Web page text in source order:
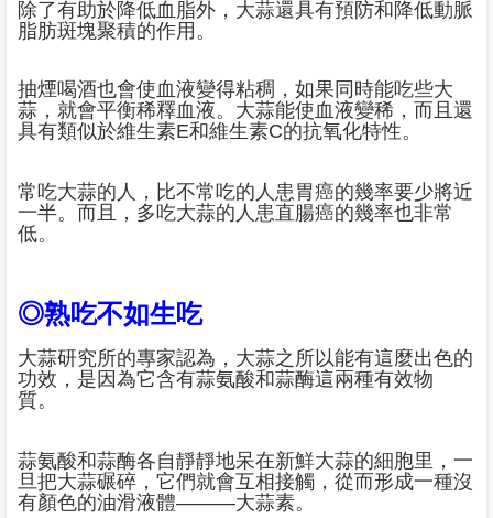
除了有助於降低血脂外，大蒜還具有預防和降低動脈
脂肪斑塊聚積的作用。
抽煙喝酒也會使血液變得粘稠，如果同時能吃些大
蒜，就會平衡稀釋血液。大蒜能使血液變稀，而且還
具有類似於維生素E和維生素C的抗氧化特性。
常吃大蒜的人，比不常吃的人患胃癌的幾率要少將近
一半。而且，多吃大蒜的人患直腸癌的幾率也非常
低。
◎熟吃不如生吃
大蒜研究所的專家認為，大蒜之所以能有這麼出色的
功效，是因為它含有蒜氨酸和蒜酶這兩種有效物
質。
蒜氨酸和蒜酶各自靜靜地呆在新鮮大蒜的細胞里，一
旦把大蒜碾碎，它們就會互相接觸，從而形成一種沒
有顏色的油滑液體———大蒜素。